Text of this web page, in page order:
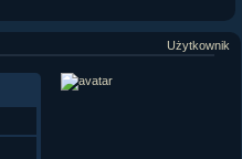
Użytkownik